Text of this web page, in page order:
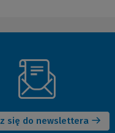
się do newslettera
okno)